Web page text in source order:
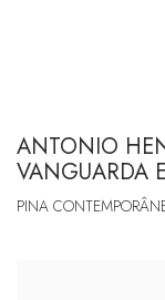
ANTONIO
VANGUARDA
PINA